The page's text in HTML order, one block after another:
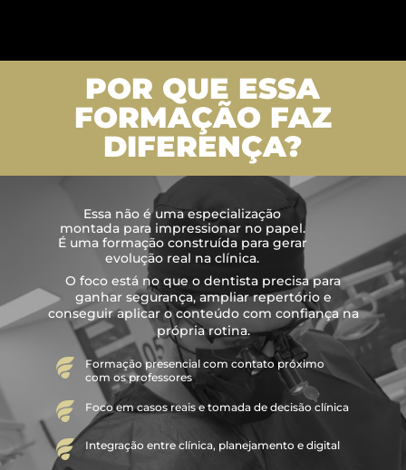
POR QUE ESSA
FORMAÇÃO FAZ
DIFERENÇA?
Essa não é uma especialização
montada para impressionar no papel.
É uma formação construída para gerar
evolução real na clínica.
O foco está no que o dentista precisa para
ganhar segurança, ampliar repertório e
conseguir aplicar o conteúdo com confiança na
própria rotina.
Formação presencial com contato próximo
com os professores
Foco em casos reais e tomada de decisão clínica
Integração entre clínica, planejamento e digital